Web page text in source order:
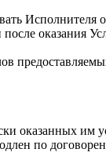
Исполнителя
оказания
оказанных им
по